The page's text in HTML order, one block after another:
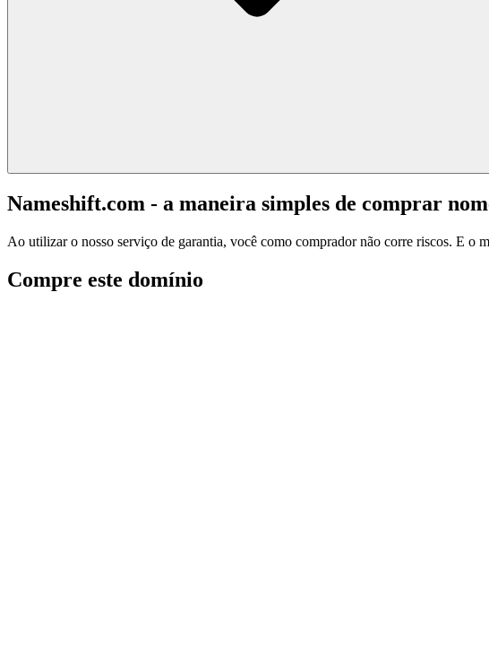
Nameshift.com - a maneira simples de comprar
Ao utilizar o nosso serviço de garantia, você como comprador não corre riscos. E o
Compre este domínio